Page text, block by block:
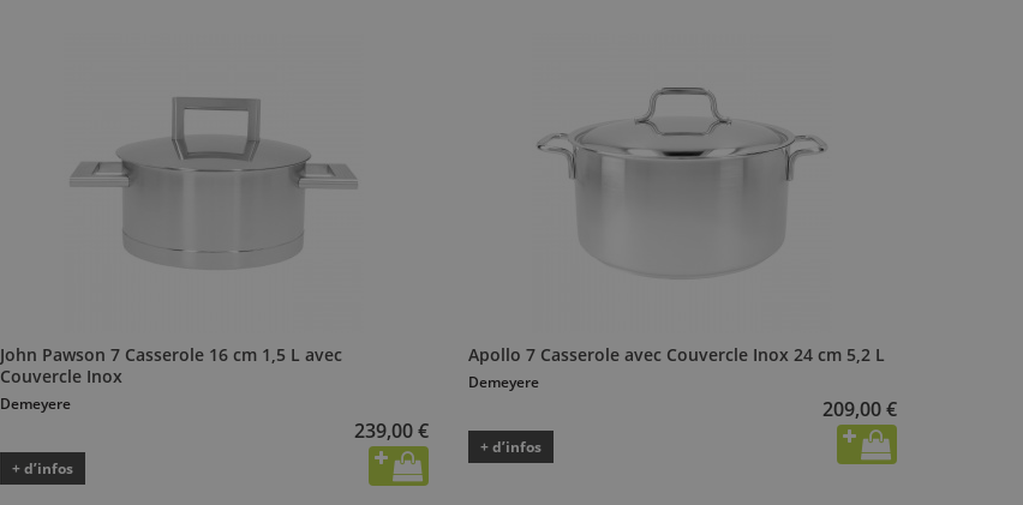
John Pawson 7 Casserole 16 cm 1,5 L avec
Couvercle Inox
Demeyere
239,00 €
+ d’infos
Apollo 7 Casserole avec Couvercle Inox 24 cm 5,2 L
Demeyere
209,00 €
+ d’infos